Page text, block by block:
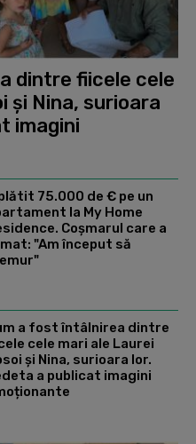
dintre fiicele cele
și Nina, surioara
imagini
75.000 de € pe un
la My Home
Coşmarul care a
"Am început să
a fost întâlnirea dintre
cele mari ale Laurei
și Nina, surioara lor.
a publicat imagini